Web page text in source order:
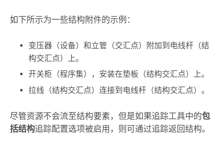
如下所示为一些结构附件的示例：
变压器（设备）和立管（交汇点）附加到电线杆（结
构交汇点）上。
开关柜（程序集），安装在垫板（结构交汇点）上。
拉线（结构交汇点）连接到电线杆（结构交汇点）。
尽管资源不会流至结构要素，但是如果追踪工具中的包
括结构追踪配置选项被启用，则可通过追踪返回结构。